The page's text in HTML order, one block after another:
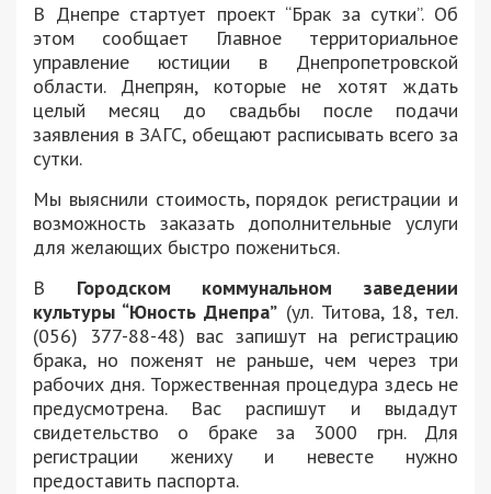
В Днепре стартует проект “Брак за сутки”. Об
этом сообщает Главное территориальное
управление юстиции в Днепропетровской
области. Днепрян, которые не хотят ждать
целый месяц до свадьбы после подачи
заявления в ЗАГС, обещают расписывать всего за
сутки.
Мы выяснили стоимость, порядок регистрации и
возможность заказать дополнительные услуги
для желающих быстро пожениться.
В Городском коммунальном заведении
культуры “Юность Днепра” (ул. Титова, 18, тел.
(056) 377-88-48) вас запишут на регистрацию
брака, но поженят не раньше, чем через три
рабочих дня. Торжественная процедура здесь не
предусмотрена. Вас распишут и выдадут
свидетельство о браке за 3000 грн. Для
регистрации жениху и невесте нужно
предоставить паспорта.